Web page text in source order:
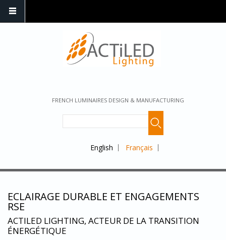
FRENCH LUMINAIRES DESIGN & MANUFACTURING
English Français
ECLAIRAGE DURABLE ET ENGAGEMENTS
RSE
ACTILED LIGHTING, ACTEUR DE LA TRANSITION
ÉNERGÉTIQUE